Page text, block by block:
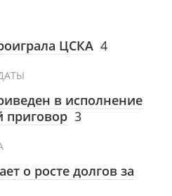
ЦСКА 4
в исполнение
приговор 3
о росте долгов за